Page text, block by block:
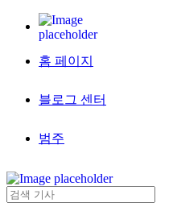
홈 페이지
블로그 센터
범주